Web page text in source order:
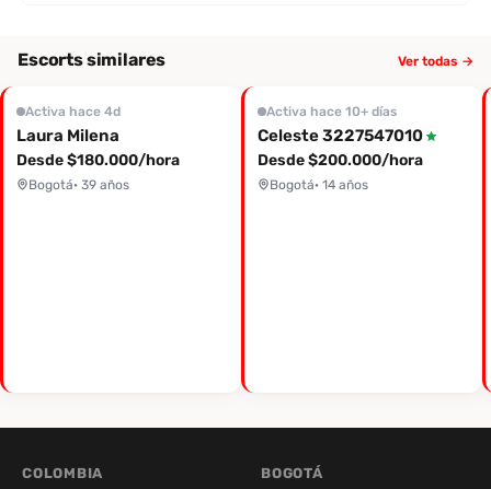
Escorts similares Ver todas →
Activa hace 4d
Laura Milena
Desde $180.000/hora
Bogotá· 39 años
Activa hace 10+ días
Celeste 3227547010
Desde $200.000/hora
Bogotá· 14 años
COLOMBIA BOGOTÁ